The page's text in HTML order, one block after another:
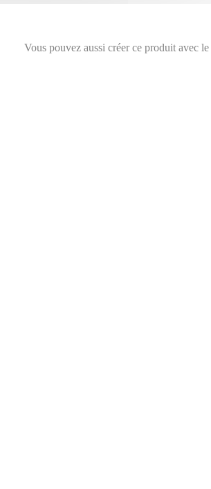
Vous pouvez aussi créer ce produit avec le